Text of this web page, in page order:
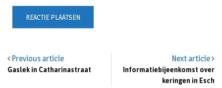
Previous article
Gaslek in Catharinastraat
Next article
Informatiebijeenkomst over
keringen in Esch